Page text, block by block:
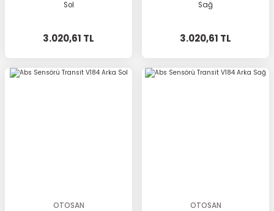
Sol
3.020,61 TL
Sağ
3.020,61 TL
OTOSAN
OTOSAN